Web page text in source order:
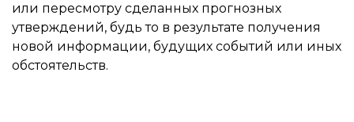
или пересмотру сделанных прогнозных
утверждений, будь то в результате получения
новой информации, будущих событий или иных
обстоятельств.